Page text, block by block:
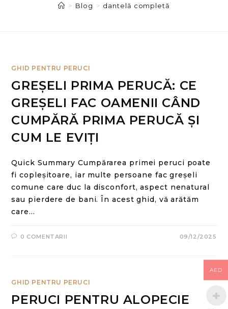
> Blog > dantelă completă
GHID PENTRU PERUCI
GREȘELI PRIMA PERUCĂ: CE
GREȘELI FAC OAMENII CÂND
CUMPĂRĂ PRIMA PERUCĂ ȘI
CUM LE EVIȚI
Quick Summary Cumpărarea primei peruci poate
fi copleșitoare, iar multe persoane fac greșeli
comune care duc la disconfort, aspect nenatural
sau pierdere de bani. În acest ghid, vă arătăm
care…
0 COMENTARII 09/12/2025
GHID PENTRU PERUCI
PERUCI PENTRU ALOPECIE
AED